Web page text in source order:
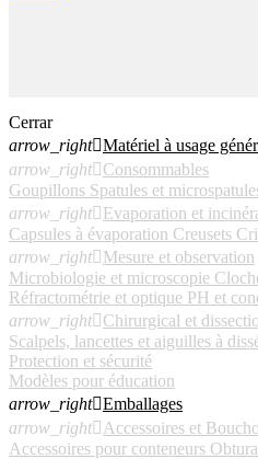
Cerrar
arrow_rightMatériel à usage
arrow_right Consommables
Goupillons Spatules et
arrow_right Evaporation et
Capsules à évaporation Creusets
arrow_right Mesure et observation
Microbiologie et microscopie
Réfractométrie et optique PH et
arrow_right Chirurgical et
Scalpels, lancettes et aiguilles à
Protection et sécurité
Modèles pour éducation
arrow_rightEmballages
arrow_right Accessoires et
Accessoires pour conteneurs